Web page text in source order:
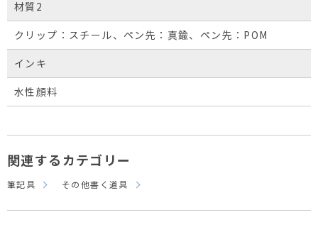
材質2
クリップ：スチール、ペン先：真鍮、ペン先：POM
インキ
水性顔料
関連するカテゴリー
筆記具 その他書く道具